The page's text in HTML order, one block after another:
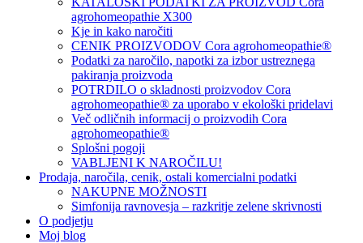
agrohomeopathie X300
Kje in kako naročiti
CENIK PROIZVODOV Cora agrohomeopathie®
Podatki za naročilo, napotki za izbor ustreznega
pakiranja proizvoda
POTRDILO o skladnosti proizvodov Cora
agrohomeopathie® za uporabo v ekološki pridelavi
Več odličnih informacij o proizvodih Cora
agrohomeopathie®
Splošni pogoji
VABLJENI K NAROČILU!
Prodaja, naročila, cenik, ostali komercialni podatki
NAKUPNE MOŽNOSTI
Simfonija ravnovesja – razkritje zelene skrivnosti
O podjetju
Moj blog